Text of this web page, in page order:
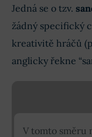
Jedná se o tzv.
žádný specifický
kreativitě hráčů
anglicky řekne
V tomto směru